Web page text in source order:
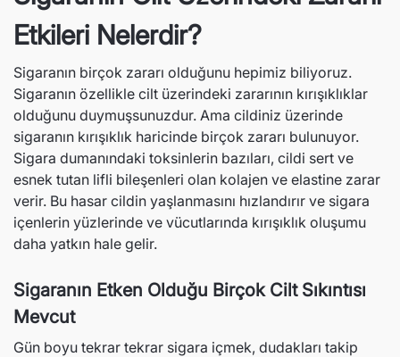
Etkileri Nelerdir?
Sigaranın birçok zararı olduğunu hepimiz biliyoruz.
Sigaranın özellikle cilt üzerindeki zararının kırışıklıklar
olduğunu duymuşsunuzdur. Ama cildiniz üzerinde
sigaranın kırışıklık haricinde birçok zararı bulunuyor.
Sigara dumanındaki toksinlerin bazıları, cildi sert ve
esnek tutan lifli bileşenleri olan kolajen ve elastine zarar
verir. Bu hasar cildin yaşlanmasını hızlandırır ve sigara
içenlerin yüzlerinde ve vücutlarında kırışıklık oluşumu
daha yatkın hale gelir.
Sigaranın Etken Olduğu Birçok Cilt Sıkıntısı
Mevcut
Gün boyu tekrar tekrar sigara içmek, dudakları takip
Allure Pink Lip Cheek Eye
Normal fiyat
2,380.00 TL
İndirimli fiyat
1,666.00 TL
Angela's Curve
Serumu
Normal fiyat
1,785.71 TL